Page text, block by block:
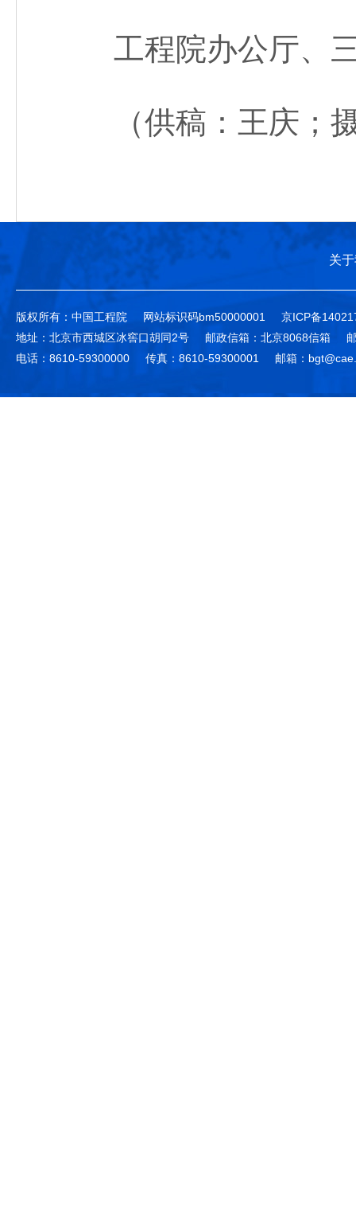
工程院办公厅、三
（供稿：王庆；摄
关
版权所有：中国工程院 网站标识码bm50000001
京ICP备
地址：北京市西城区冰窖口胡同2号
邮政信箱：北京8068信箱
电话：8610-59300000
传真：8610-59300001 邮箱：